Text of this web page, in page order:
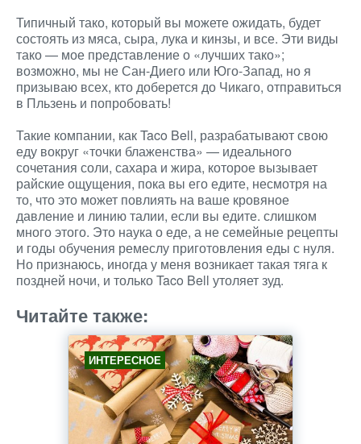
Типичный тако, который вы можете ожидать, будет
состоять из мяса, сыра, лука и кинзы, и все. Эти виды
тако — мое представление о «лучших тако»;
возможно, мы не Сан-Диего или Юго-Запад, но я
призываю всех, кто доберется до Чикаго, отправиться
в Пльзень и попробовать!
Такие компании, как Taco Bell, разрабатывают свою
еду вокруг «точки блаженства» — идеального
сочетания соли, сахара и жира, которое вызывает
райские ощущения, пока вы его едите, несмотря на
то, что это может повлиять на ваше кровяное
давление и линию талии, если вы едите. слишком
много этого. Это наука о еде, а не семейные рецепты
и годы обучения ремеслу приготовления еды с нуля.
Но признаюсь, иногда у меня возникает такая тяга к
поздней ночи, и только Taco Bell утоляет зуд.
Читайте также:
ИНТЕРЕСНОЕ